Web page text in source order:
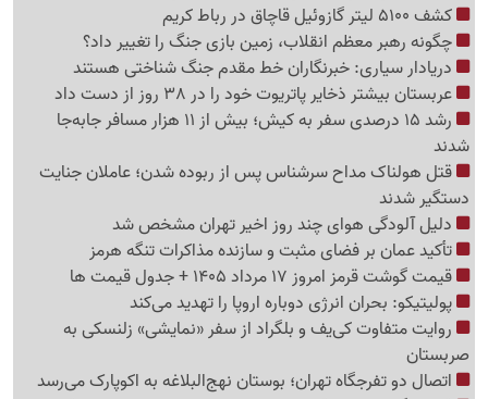
کشف 5100 لیتر گازوئیل قاچاق در رباط کریم
چگونه رهبر معظم انقلاب، زمین بازی جنگ را تغییر داد؟
دریادار سیاری: خبرنگاران خط مقدم جنگ شناختی هستند
عربستان بیشتر ذخایر پاتریوت خود را در 38 روز از دست داد
رشد 15 درصدی سفر به کیش؛ بیش از 11 هزار مسافر جابه‌جا
شدند
قتل هولناک مداح سرشناس پس از ربوده شدن؛ عاملان جنایت
دستگیر شدند
دلیل آلودگی هوای چند روز اخیر تهران مشخص شد
تأکید عمان بر فضای مثبت و سازنده مذاکرات تنگه هرمز
قیمت گوشت قرمز امروز 17 مرداد 1405 + جدول قیمت ها
پولیتیکو: بحران انرژی دوباره اروپا را تهدید می‌کند
روایت متفاوت کی‌یف و بلگراد از سفر «نمایشی» زلنسکی به
صربستان
اتصال دو تفرجگاه تهران؛ بوستان نهج‌البلاغه به اکوپارک می‌رسد